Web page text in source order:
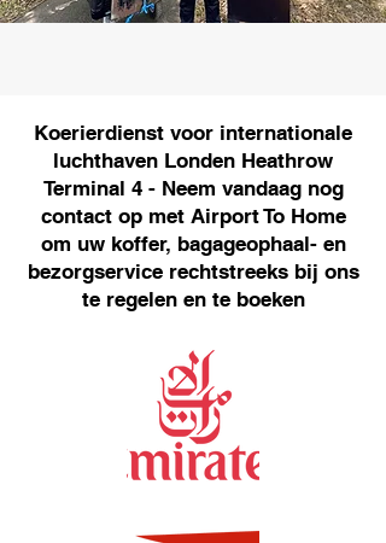
Koerierdienst voor internationale
luchthaven Londen Heathrow
Terminal 4 - Neem vandaag nog
contact op met Airport To Home
om uw koffer, bagageophaal- en
bezorgservice rechtstreeks bij ons
te regelen en te boeken